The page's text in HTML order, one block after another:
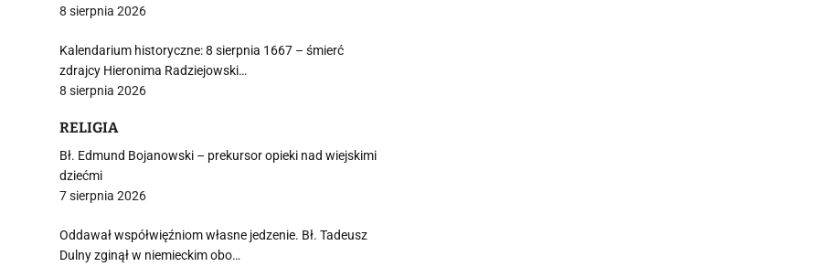
8 sierpnia 2026
Kalendarium historyczne: 8 sierpnia 1667 – śmierć
zdrajcy Hieronima Radziejowski…
8 sierpnia 2026
RELIGIA
Bł. Edmund Bojanowski – prekursor opieki nad wiejskimi
dziećmi
7 sierpnia 2026
Oddawał współwięźniom własne jedzenie. Bł. Tadeusz
Dulny zginął w niemieckim obo…